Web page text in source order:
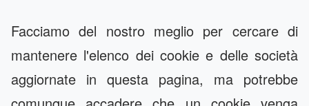
Facciamo del nostro meglio per cercare di
mantenere l'elenco dei cookie e delle società
aggiornate in questa pagina, ma potrebbe